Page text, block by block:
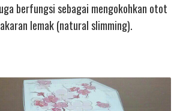
berfungsi sebagai mengokohkan otot
lemak (natural slimming).